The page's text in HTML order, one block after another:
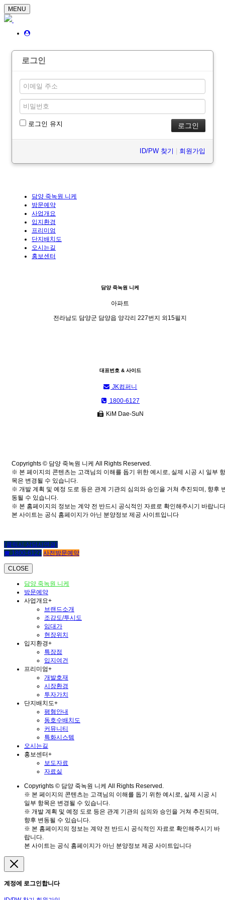
MENU
로그인
로그인 유지
ID/PW 찾기 회원가입
담양 죽녹원 니케
방문예약
사업개요
입지환경
프리미엄
단지배치도
오시는길
홍보센터
담양 죽녹원 니케
아파트
전라남도 담양군 담양읍 양각리 227번지 외15필지
대표번호 & 사이드
JK컴퍼니
1800-6127
KiM Dae-SuN
Copyrights © 담양 죽녹원 니케 All Rights Reserved.
※ 본 페이지의 콘텐츠는 고객님의 이해를 돕기 위한 예시로, 실제 시공 시 일부 항
목은 변경될 수 있습니다.
※ 개발 계획 및 예정 도로 등은 관계 기관의 심의와 승인을 거쳐 추진되며, 향후
동될 수 있습니다.
※ 본 홈페이지의 정보는 계약 전 반드시 공식적인 자료로 확인해주시기 바랍니
본 사이트는 공식 홈페이지가 아닌 분양정보 제공 사이트입니다
(클릭시 상담사연결)
☎ 1800-6127 사전방문예약
CLOSE
담양 죽녹원 니케
방문예약
사업개요+
브랜드소개
조감도/투시도
임대가
현장위치
입지환경+
특장점
입지여건
프리미엄+
개발호재
시장환경
투자가치
단지배치도+
평형안내
동호수배치도
커뮤니티
특화시스템
오시는길
홍보센터+
보도자료
자료실
Copyrights © 담양 죽녹원 니케 All Rights Reserved.
※ 본 페이지의 콘텐츠는 고객님의 이해를 돕기 위한 예시로, 실제 시공 시
일부 항목은 변경될 수 있습니다.
※ 개발 계획 및 예정 도로 등은 관계 기관의 심의와 승인을 거쳐 추진되며,
향후 변동될 수 있습니다.
※ 본 홈페이지의 정보는 계약 전 반드시 공식적인 자료로 확인해주시기 바
랍니다.
본 사이트는 공식 홈페이지가 아닌 분양정보 제공 사이트입니다
계정에 로그인합니다